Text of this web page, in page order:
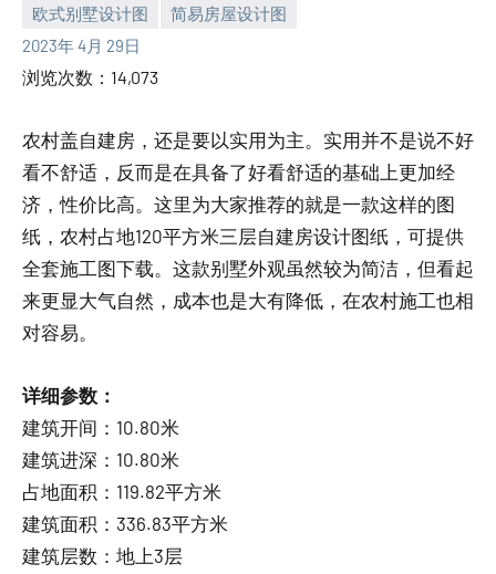
欧式别墅设计图
简易房屋设计图
2023年 4月 29日
yacool
浏览次数：14,073
农村盖自建房，还是要以实用为主。实用并不是说不好
看不舒适，反而是在具备了好看舒适的基础上更加经
济，性价比高。这里为大家推荐的就是一款这样的图
纸，农村占地120平方米三层自建房设计图纸，可提供
全套施工图下载。这款别墅外观虽然较为简洁，但看起
来更显大气自然，成本也是大有降低，在农村施工也相
对容易。
详细参数：
建筑开间：10.80米
建筑进深：10.80米
占地面积：119.82平方米
建筑面积：336.83平方米
建筑层数：地上3层